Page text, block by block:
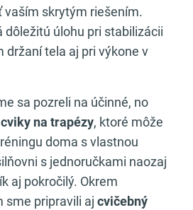
vaším skrytým riešením.
dôležitú úlohu pri stabilizácii
držaní tela aj pri výkone v
sa pozreli na účinné, no
cviky na trapézy, ktoré môže
doma s vlastnou
s jednoručkami naozaj
aj pokročilý. Okrem
sme pripravili aj cvičebný